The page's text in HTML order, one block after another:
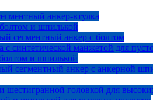
анкер-втулка
и шпилькой
сегментный анкер с болтом
с синтетической манжетой для
и шпилькой
сегментный анкер с анкерной
шестигранной головкой для